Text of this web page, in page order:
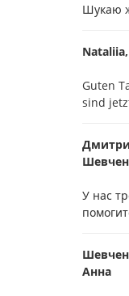
Шукаю
Nataliia,
Guten
sind
У нас
Анна